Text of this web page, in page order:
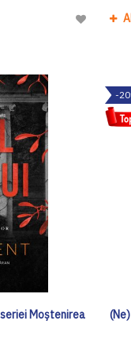
Adaugă
Dorinte
Moștenirea
-